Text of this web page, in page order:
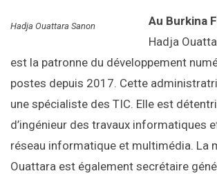
Hadja Ouattara Sanon Au Burkina
Hadja
est la patronne du développement
postes depuis 2017. Cette
une spécialiste des TIC. Elle est
d’ingénieur des travaux informatiques
réseau informatique et multimédia. La
Ouattara est également secrétaire